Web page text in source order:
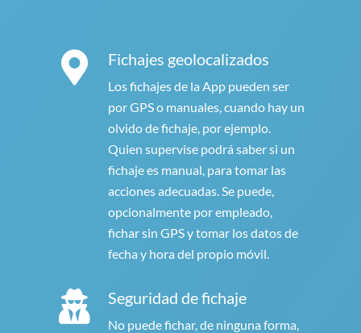
Fichajes geolocalizados
Los fichajes de la App pueden ser
por GPS o manuales, cuando hay un
olvido de fichaje, por ejemplo.
Quien supervise podrá saber si un
fichaje es manual, para tomar las
acciones adecuadas. Se puede,
opcionalmente por empleado,
fichar sin GPS y tomar los datos de
fecha y hora del propio móvil.
Seguridad de fichaje
No puede fichar, de ninguna forma,